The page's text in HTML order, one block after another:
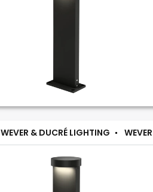
WEVER & DUCRÉ LIGHTING